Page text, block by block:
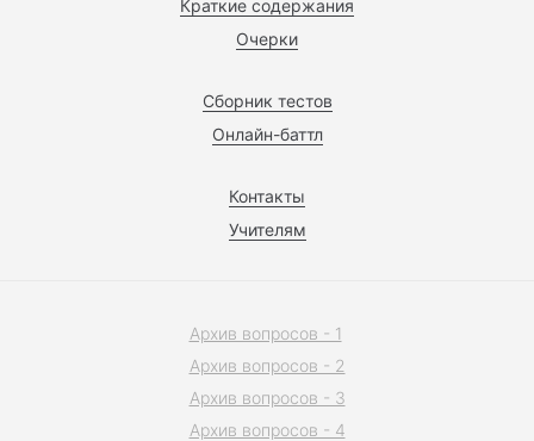
Краткие содержания
Очерки
Сборник тестов
Онлайн-баттл
Контакты
Учителям
Архив вопросов - 1
Архив вопросов - 2
Архив вопросов - 3
Архив вопросов - 4